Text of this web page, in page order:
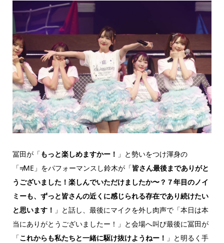
冨田が「もっと楽しめますかー！ 」と勢いをつけ渾身の
「≠ME」をパフォーマンスし鈴木が「皆さん最後までありがと
うございました！楽しんでいただけましたか〜？７年目のノイ
ミーも、ずっと皆さんの近くに感じられる存在であり続けたい
と思います！ 」と話し、最後にマイクを外し肉声で「本日は本
当にありがとうございましたー！」と会場へ叫び最後に冨田が
「これからも私たちと一緒に駆け抜けようねー！ 」と明るく手